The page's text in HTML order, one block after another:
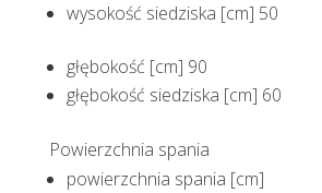
wysokość siedziska [cm] 50
głębokość [cm] 90
głębokość siedziska [cm] 60
Powierzchnia spania
powierzchnia spania [cm]